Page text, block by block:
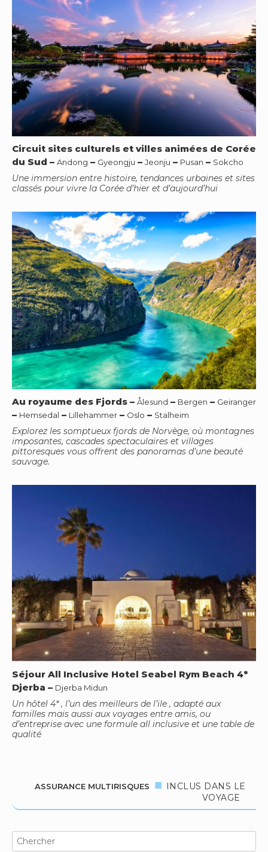
Circuit sites culturels et villes animées de Corée
du Sud – Andong – Gyeongju – Jeonju – Pusan – Sokcho
Une immersion entre histoire, tendances urbaines et sites
classés pour vivre la Corée d’hier et d’aujourd’hui
Au royaume des Fjords – Ålesund – Bergen – Geiranger
– Hemsedal – Lillehammer – Oslo – Stalheim
Explorez les somptueux fjords de Norvège, où montagnes
imposantes, cascades spectaculaires et villages
pittoresques vous offrent des panoramas d’une beauté
sauvage.
Séjour All Inclusive Hotel Seabel Rym Beach 4*
Djerba – Djerba Midun
Un hôtel 4* , l’un des meilleurs de l’ile , adapté aux
familles mais aussi aux voyages entre amis, ou
d’entreprise avec une formule all inclusive et une table de
qualité
ASSURANCE MULTIRISQUES
INCLUS DANS LE
VOYAGE
Search
for: